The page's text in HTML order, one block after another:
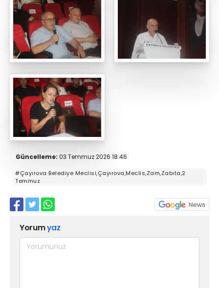
Güncelleme: 03 Temmuz 2026 18:46
#Çayırova Belediye Meclisi,Çayırova,Meclis,Zam,Zabıta,2
Temmuz
Yorumyaz